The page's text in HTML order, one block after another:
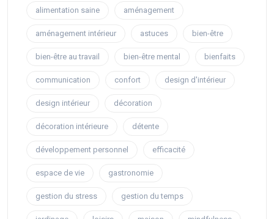
alimentation saine aménagement
aménagement intérieur astuces bien-être
bien-être au travail bien-être mental bienfaits
communication confort design d'intérieur
design intérieur décoration
décoration intérieure détente
développement personnel efficacité
espace de vie gastronomie
gestion du stress gestion du temps